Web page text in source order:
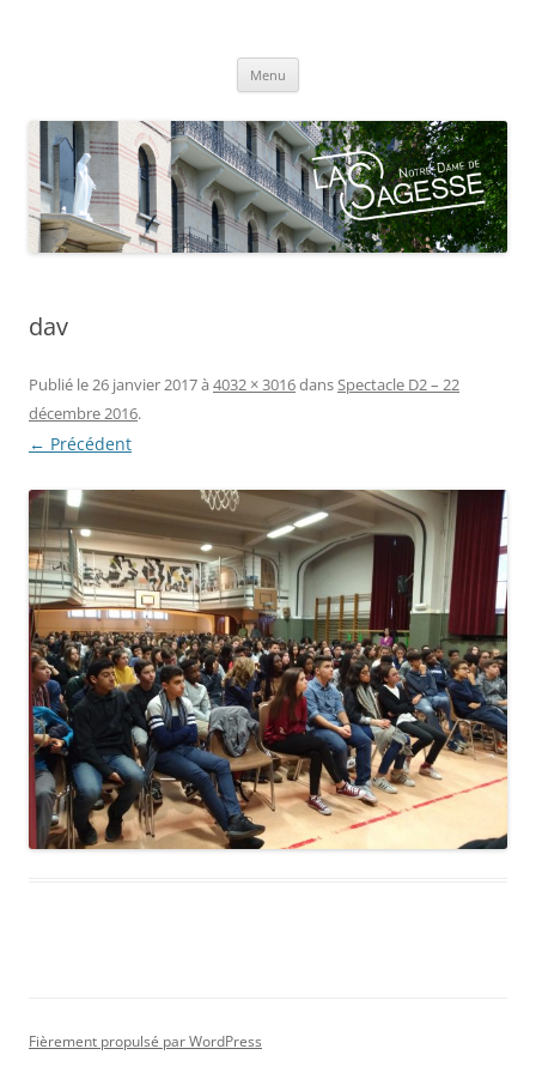
Sagesse
Menu
dav
Publié le26 janvier 2017à 4032 × 3016dansSpectacle D2 – 22
décembre 2016.
← Précédent
Fièrement propulsé par WordPress